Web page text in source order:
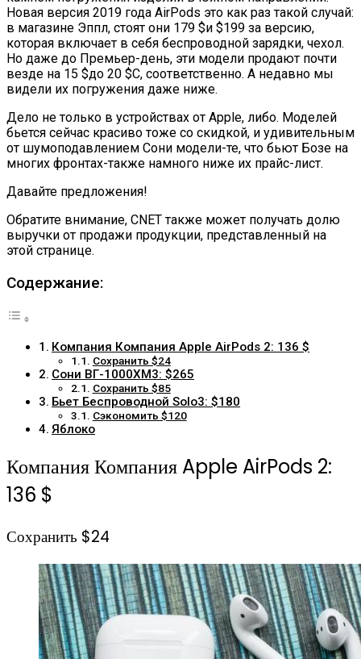
Новая версия 2019 года AirPods это как раз такой случай:
в магазине Эппл, стоят они 179 $и $199 за версию,
которая включает в себя беспроводной зарядки, чехол.
Но даже до Премьер-день, эти модели продают почти
везде на 15 $до 20 $С, соответственно. А недавно мы
видели их погружения даже ниже.
Дело не только в устройствах от Apple, либо. Моделей
бьется сейчас красиво тоже со скидкой, и удивительным
от шумоподавлением Сони модели-те, что бьют Бозе на
многих фронтах-также намного ниже их прайс-лист.
Давайте предложения!
Обратите внимание, CNET также может получать долю
выручки от продажи продукции, представленный на
этой странице.
Содержание:
Компания Компания Apple AirPods 2: 136 $
Сохранить $24
Сони ВГ-1000XM3: $265
Сохранить $85
Бьет Беспроводной Solo3: $180
Сэкономить $120
Яблоко
Компания Компания Apple AirPods 2:
136 $
Сохранить $24